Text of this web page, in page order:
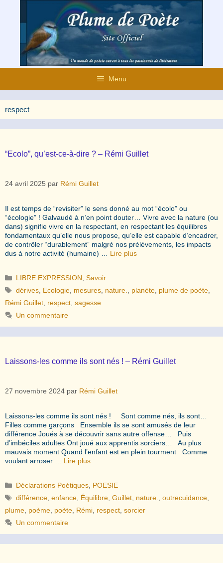
contenu
Menu
respect
“Ecolo”, qu’est-ce-à-dire ? – Rémi Guillet
24 avril 2025 par Rémi Guillet
Il est temps de “revisiter” le sens donné au mot “écolo” ou
“écologie” ! Galvaudé à n’en point douter… Vivre avec la nature (ou
dans) signifie vivre en la respectant, en respectant les équilibres
fondamentaux qu’elle nous propose, qu’elle est capable d’encadrer,
de contrôler “durablement” malgré nos prélèvements, les impacts
dus à notre activité (humaine) … Lire plus
Catégories
LIBRE EXPRESSION ,Savoir
Étiquettes
dérives Ecologie mesures nature. planète plume de poète
Rémi Guillet respect sagesse
Un commentaire
Laissons-les comme ils sont nés ! – Rémi Guillet
27 novembre 2024 par Rémi Guillet
Laissons-les comme ils sont nés ! Sont comme nés, ils sont…
Filles comme garçons Ensemble ils se sont amusés de leur
différence Joués à se découvrir sans autre offense… Puis
d’imbéciles adultes Ont joué aux apprentis sorciers… Au plus
mauvais moment Quand l’enfant est en plein tourment Comme
voulant arroser … Lire plus
Catégories
Déclarations Poétiques POESIE
Étiquettes
différence ,enfance Équilibre ,Guillet nature. ,outrecuidance
plume poème poète Rémi respect sorcier
Un commentaire